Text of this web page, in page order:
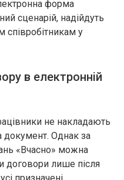
форма
сценарій, надійдуть
співробітникам у
в електронній
не накладають
документ. Однак за
«Вчасно» можна
договори лише після